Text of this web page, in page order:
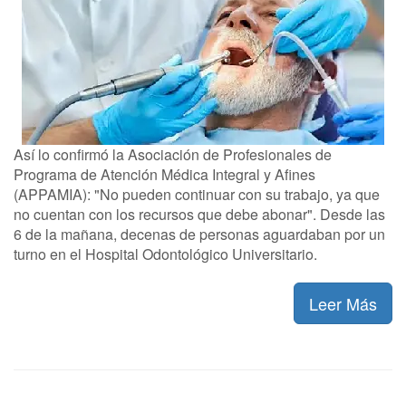
Así lo confirmó la Asociación de Profesionales de
Programa de Atención Médica Integral y Afines
(APPAMIA): "No pueden continuar con su trabajo, ya que
no cuentan con los recursos que debe abonar". Desde las
6 de la mañana, decenas de personas aguardaban por un
turno en el Hospital Odontológico Universitario.
Leer Más